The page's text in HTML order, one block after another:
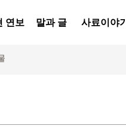
연보 말과 글 사료이야기